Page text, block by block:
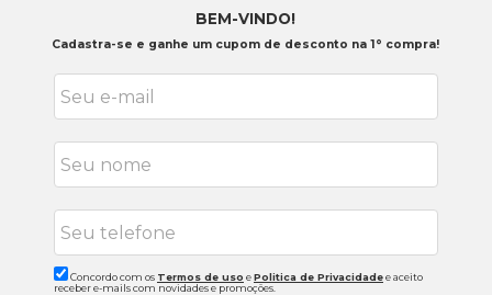
BEM-VINDO!
Cadastra-se e ganhe um cupom de desconto na 1° compra!
Concordo com os Termos de uso ePolitica de Privacidadee aceito
receber e-mails com novidades e promoções.